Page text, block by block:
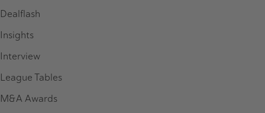
Dealflash
Insights
Interview
League Tables
M&A Awards